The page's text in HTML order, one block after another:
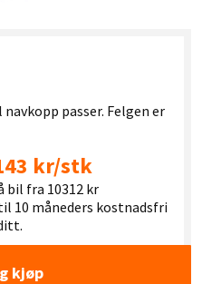
passer. Felgen er
kr/stk
bil fra 10312 kr
10 måneders kostnadsfri
kjøp